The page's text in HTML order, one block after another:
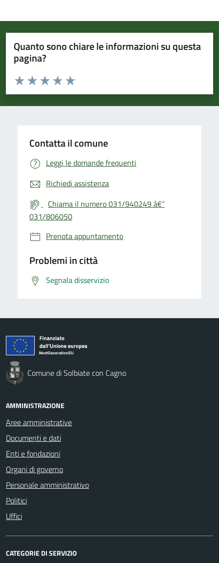
Quanto sono chiare le informazioni su questa
pagina?
Valuta da 1 a 5 stelle la pagina
Valuta 5 stelle su 5
Valuta 4 stelle su 5
Valuta 3 stelle su 5
Valuta 2 stelle su 5
Valuta 1 stelle su 5
Contatta il comune
Leggi le domande frequenti
Richiedi assistenza
Chiama il numero 031/940249 â€“
031/806050
Prenota appuntamento
Problemi in città
Segnala disservizio
Comune di Solbiate con Cagno
AMMINISTRAZIONE
Aree amministrative
Documenti e dati
Enti e fondazioni
Organi di governo
Personale amministrativo
Politici
Uffici
CATEGORIE DI SERVIZIO